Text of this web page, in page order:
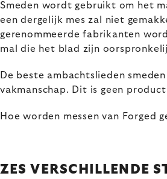
Smeden wordt gebruikt om het
een dergelijk mes zal niet
gerenommeerde fabrikanten
mal die het blad zijn
De beste ambachtslieden
vakmanschap. Dit is geen
Hoe worden messen van Forged
ZES VERSCHILLENDE